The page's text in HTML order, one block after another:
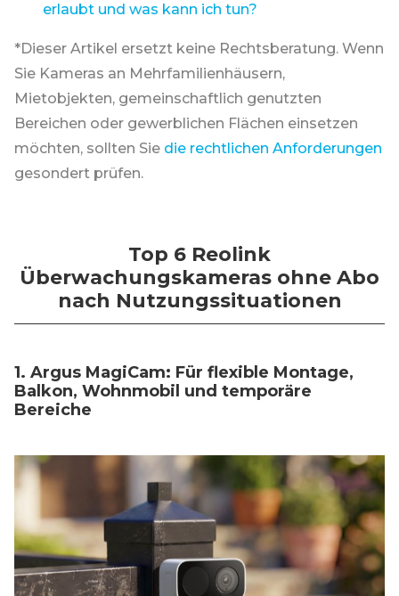
erlaubt und was kann ich tun?
*Dieser Artikel ersetzt keine Rechtsberatung. Wenn
Sie Kameras an Mehrfamilienhäusern,
Mietobjekten, gemeinschaftlich genutzten
Bereichen oder gewerblichen Flächen einsetzen
möchten, sollten Sie die rechtlichen Anforderungen
gesondert prüfen.
Top 6 Reolink
Überwachungskameras ohne Abo
nach Nutzungssituationen
1. Argus MagiCam: Für flexible Montage,
Balkon, Wohnmobil und temporäre
Bereiche